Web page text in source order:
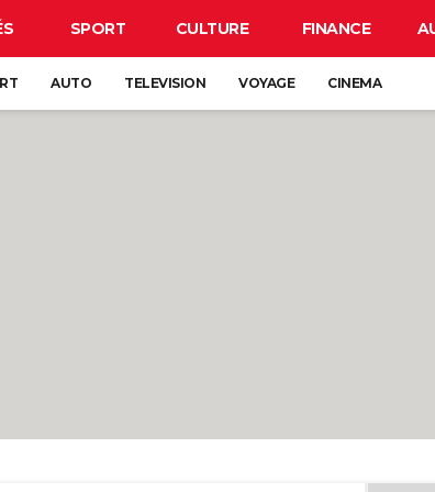
SPORT CULTURE FINANCE
AUTO TELEVISION VOYAGE CINEMA